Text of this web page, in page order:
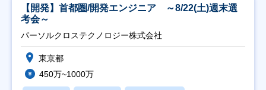
【開発】首都圏/開発エンジニア ～8/22(土)週末選
考会～
パーソルクロステクノロジー株式会社
東京都
450万~1000万